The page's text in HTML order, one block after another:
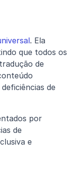
. Ela
que todos os
de
de
por
de
e